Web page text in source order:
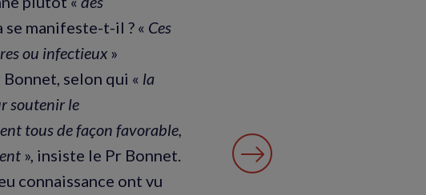
se manifeste-t-il ? « Ces
ou infectieux »
Bonnet, selon qui « la
soutenir le
tous de façon favorable,
», insiste le Pr Bonnet.
connaissance ont vu